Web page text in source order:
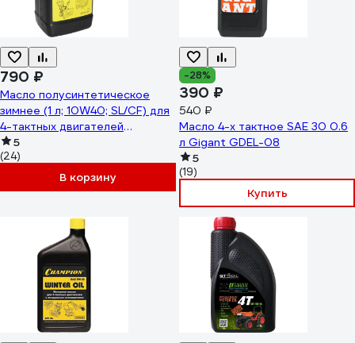
790 ₽
Масло полусинтетическое
зимнее (1 л; 10W40; SL/CF) для
4-тактных двигателей
Champion 952853
5
(24)
В корзину
-28%
390 ₽
540 ₽
Масло 4-х тактное SAE 30 0.6
л Gigant GDEL-08
5
(19)
Купить